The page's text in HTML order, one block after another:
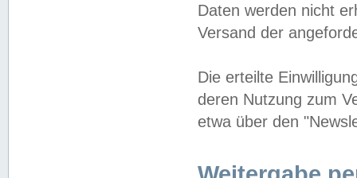
Daten werden nicht
Versand der
Die erteilte
deren Nutzung zum
etwa über den